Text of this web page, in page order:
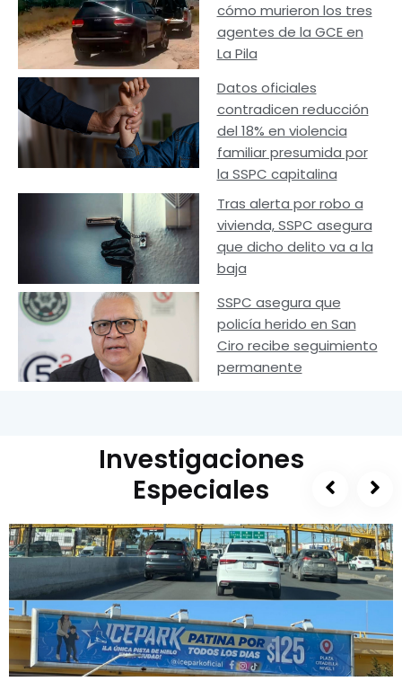
cómo murieron los tres
agentes de la GCE en
La Pila
Datos oficiales
contradicen reducción
del 18% en violencia
familiar presumida por
la SSPC capitalina
Tras alerta por robo a
vivienda, SSPC asegura
que dicho delito va a la
baja
SSPC asegura que
policía herido en San
Ciro recibe seguimiento
permanente
Investigaciones
Especiales